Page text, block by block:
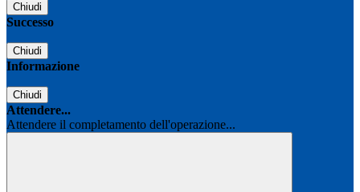
Chiudi
Successo
Chiudi
Informazione
Chiudi
Attendere...
Attendere il completamento dell'operazione...